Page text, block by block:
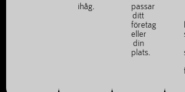
ihåg.
passar
ditt
företag
eller
din
plats.